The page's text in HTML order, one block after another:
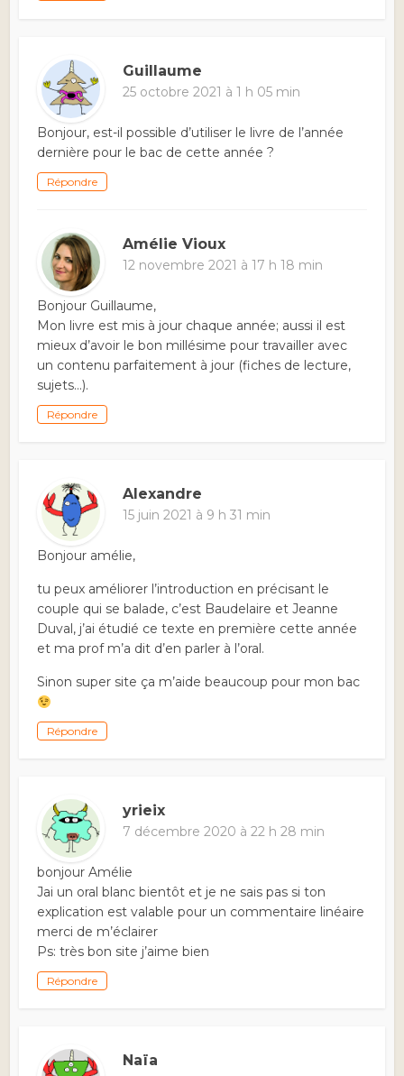
Guillaume
25 octobre 2021 à 1 h 05 min
Bonjour, est-il possible d’utiliser le livre de l’année
dernière pour le bac de cette année ?
Répondre
Amélie Vioux
12 novembre 2021 à 17 h 18 min
Bonjour Guillaume,
Mon livre est mis à jour chaque année; aussi il est
mieux d’avoir le bon millésime pour travailler avec
un contenu parfaitement à jour (fiches de lecture,
sujets…).
Répondre
Alexandre
15 juin 2021 à 9 h 31 min
Bonjour amélie,
tu peux améliorer l’introduction en précisant le
couple qui se balade, c’est Baudelaire et Jeanne
Duval, j’ai étudié ce texte en première cette année
et ma prof m’a dit d’en parler à l’oral.
Sinon super site ça m’aide beaucoup pour mon bac
Répondre
yrieix
7 décembre 2020 à 22 h 28 min
bonjour Amélie
Jai un oral blanc bientôt et je ne sais pas si ton
explication est valable pour un commentaire linéaire
merci de m’éclairer
Ps: très bon site j’aime bien
Répondre
Naïa